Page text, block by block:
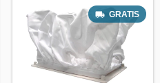
GRATIS